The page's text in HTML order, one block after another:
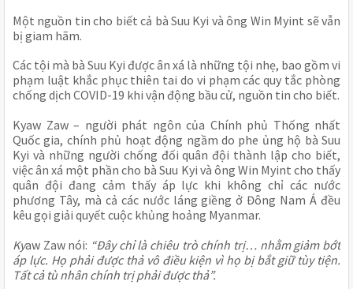
Một nguồn tin cho biết cả bà Suu Kyi và ông Win Myint sẽ vẫn
bị giam hãm.
Các tội mà bà Suu Kyi được ân xá là những tội nhẹ, bao gồm vi
phạm luật khắc phục thiên tai do vi phạm các quy tắc phòng
chống dịch COVID-19 khi vận động bầu cử, nguồn tin cho biết.
Kyaw Zaw – người phát ngôn của Chính phủ Thống nhất
Quốc gia, chính phủ hoạt động ngầm do phe ủng hộ bà Suu
Kyi và những người chống đối quân đội thành lập cho biết,
việc ân xá một phần cho bà Suu Kyi và ông Win Myint cho thấy
quân đội đang cảm thấy áp lực khi không chỉ các nước
phương Tây, mà cả các nước láng giềng ở Đông Nam Á đều
kêu gọi giải quyết cuộc khủng hoảng Myanmar.
Kyaw Zaw nói: “Đây chỉ là chiêu trò chính trị… nhằm giảm bớt
áp lực. Họ phải được thả vô điều kiện vì họ bị bắt giữ tùy tiện.
Tất cả tù nhân chính trị phải được thả”.